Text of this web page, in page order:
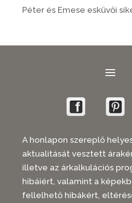
Péter és Emese esküvői
A honlapon szereplő
aktualitását vesztett
illetve az árkalkulációs
hibáiért, valamint a
fellelhető hibákért,